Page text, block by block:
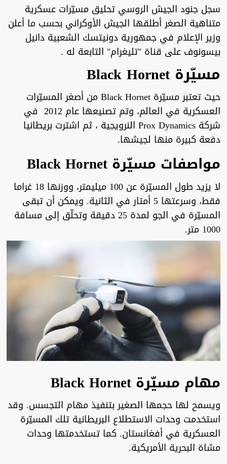
سجل جنود الجيش الروسي تحليق مسيّرات عسكرية
متناهية الصغر أطلقها الجيش الأوكراني بحسب ما أعلن
وزير الإعلام في جمهورية دونيتسك الشعبية دانيل
بيسونوف على قناة "تليغرام" التابعة له .
مسيّرة Black Hornet
حيث تعتبر مسيّرة Black Hornet من أصغر المسيّرات
العسكرية في العالم، وتم تصنيعها عام 2012 في
شركة Prox Dynamics النرويجية ، ثم اشترت بريطانيا
دفعة كبيرة منها لجيشها.
مواصفات مسيّرة Black Hornet
لا يزيد طول المسيّرة عن 100 ميليمتر، ووزنها 18 غراما
فقط، وسرعتها 5 أمتار في الثانية. ويمكن أن تبقى
المسيّرة في الجو لمدة 25 دقيقة وتحلّق إلى مسافة
1000 متر.
مهام مسيّرة Black Hornet
ويسمح لها حجمها الصغير بتنفيذ مهام التجسس. وقد
استخدمت وحدات الاستطلاع البريطانية تلك المسيّرة
العسكرية في أفغانستان. كما تستخدمتها وحدات
مشاة البحرية الأمريكية.